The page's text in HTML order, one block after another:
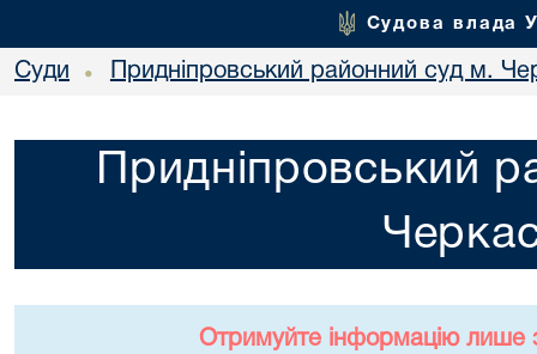
Судова влада
Суди • Придніпровський районний суд м.
Придніпровський
Отримуйте інформацію лише